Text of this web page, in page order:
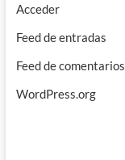
Acceder
Feed de entradas
Feed de comentarios
WordPress.org